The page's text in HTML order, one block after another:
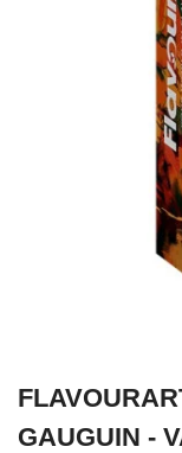
GAUGUIN -